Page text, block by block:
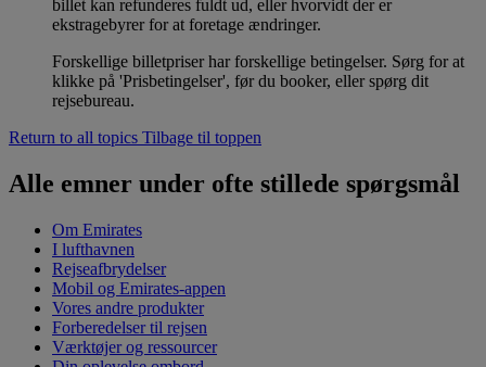
billet kan refunderes fuldt ud, eller hvorvidt der er
ekstragebyrer for at foretage ændringer.
Forskellige billetpriser har forskellige betingelser. Sørg for at
klikke på 'Prisbetingelser', før du booker, eller spørg dit
rejsebureau.
Return to all topics Tilbage til toppen
Alle emner under ofte stillede spørgsmål
Om Emirates
I lufthavnen
Rejseafbrydelser
Mobil og Emirates-appen
Vores andre produkter
Forberedelser til rejsen
Værktøjer og ressourcer